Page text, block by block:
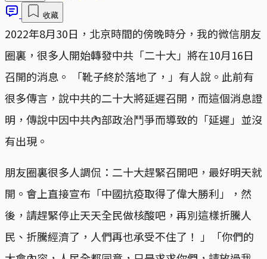
收藏
2022年8月30日，北京時間的傍晚時分，我的微信朋友
圈裏，很多人開始轉發中共「二十大」將在10月16日
召開的消息。 「靴子終於落地了，」有人說。此前有
很多傳言，說中共的二十大將延遲召開，而這個消息證
明，傳說中因中共內部政治鬥爭而導致的「延遲」並沒
有出現。
朋友圈裏很多人調侃：二十大趕緊召開吧，最好明天就
開。會上直接宣布「中國抗疫取得了偉大勝利」，然
後，請趕緊停止天天全民做核酸吧，再別這樣折騰人
民、折騰經濟了，人們再也承受不住了！ 」「你們的